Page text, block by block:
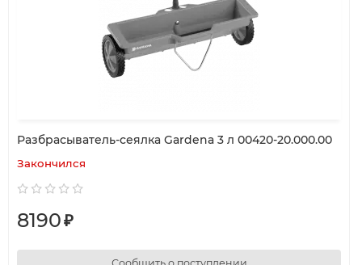
Разбрасыватель-сеялка Gardena 3 л 00420-20.000.00
Закончился
8190₽
Сообщить о поступлении